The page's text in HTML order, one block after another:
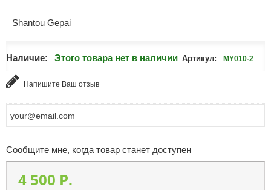
Shantou Gepai
Наличие: Этого товара нет в наличии Артикул: MY010-2
Напишите Ваш отзыв
Сообщите мне, когда товар станет доступен
4 500 P.